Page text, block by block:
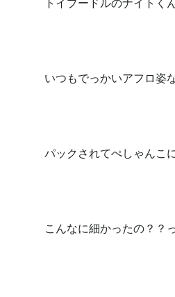
トイプードルのナイトく
いつもでっかいアフロ姿
パックされてぺしゃんこ
こんなに細かったの？？